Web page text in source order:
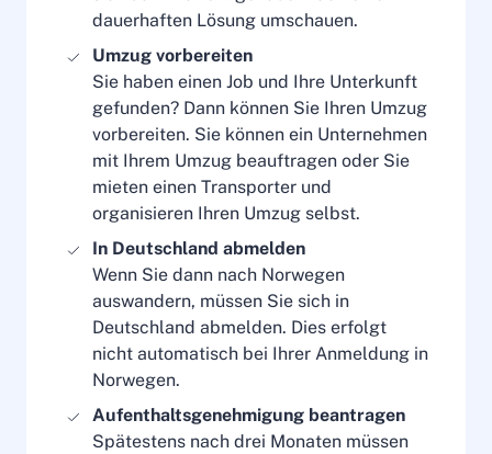
dauerhaften Lösung umschauen.
Umzug vorbereiten
Sie haben einen Job und Ihre Unterkunft
gefunden? Dann können Sie Ihren Umzug
vorbereiten. Sie können ein Unternehmen
mit Ihrem Umzug beauftragen oder Sie
mieten einen Transporter und
organisieren Ihren Umzug selbst.
In Deutschland abmelden
Wenn Sie dann nach Norwegen
auswandern, müssen Sie sich in
Deutschland abmelden. Dies erfolgt
nicht automatisch bei Ihrer Anmeldung in
Norwegen.
Aufenthaltsgenehmigung beantragen
Spätestens nach drei Monaten müssen